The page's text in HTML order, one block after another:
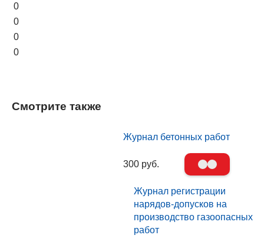
0
0
0
0
Смотрите также
Журнал бетонных работ
300 руб.
Журнал регистрации
нарядов-допусков на
производство газоопасных
работ